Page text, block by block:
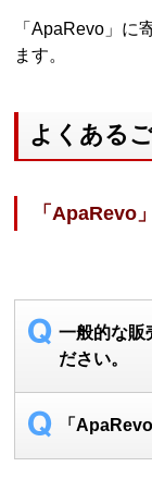
「ApaRevo」に
ます。
よくある
「ApaRevo
一般的な販
ださい。
「